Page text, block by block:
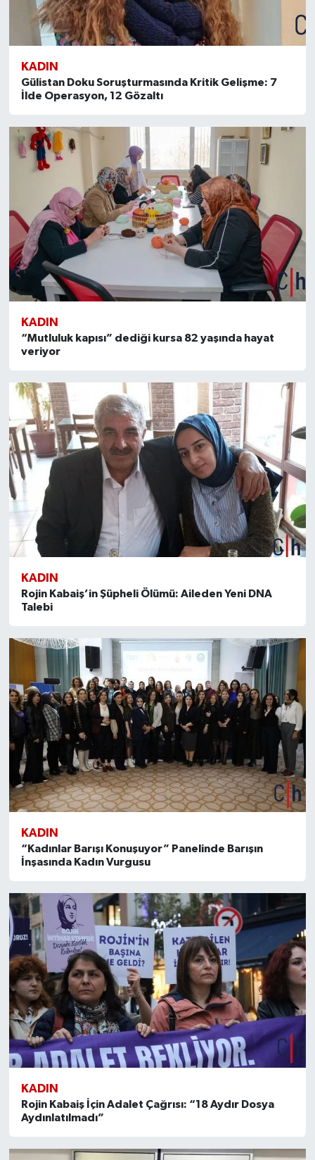
KADIN
Gülistan Doku Soruşturmasında Kritik Gelişme: 7
İlde Operasyon, 12 Gözaltı
KADIN
“Mutluluk kapısı” dediği kursa 82 yaşında hayat
veriyor
KADIN
Rojin Kabaiş’in Şüpheli Ölümü: Aileden Yeni DNA
Talebi
KADIN
“Kadınlar Barışı Konuşuyor” Panelinde Barışın
İnşasında Kadın Vurgusu
KADIN
Rojin Kabaiş İçin Adalet Çağrısı: “18 Aydır Dosya
Aydınlatılmadı”